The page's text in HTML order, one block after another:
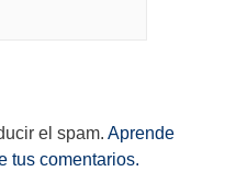
el spam. Aprende
tus comentarios.